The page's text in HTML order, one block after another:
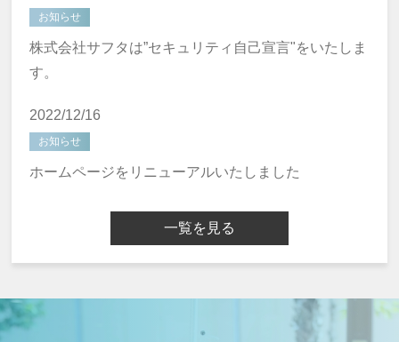
お知らせ
株式会社サフタは”セキュリティ自己宣言"をいたしま
す。
2022/12/16
お知らせ
ホームページをリニューアルいたしました
一覧を見る